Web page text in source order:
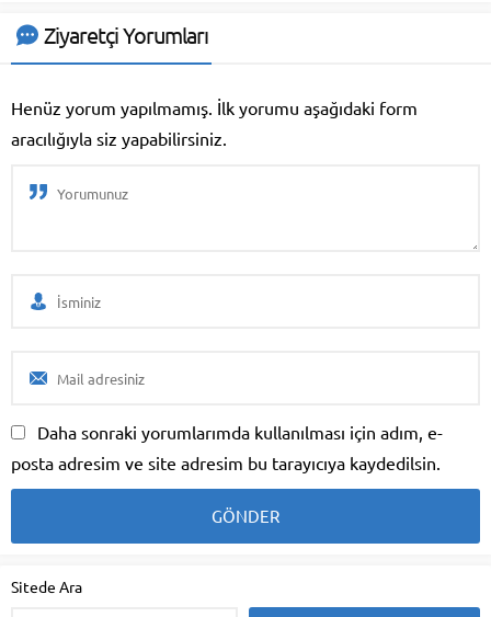
Ziyaretçi Yorumları
Henüz yorum yapılmamış. İlk yorumu aşağıdaki form
aracılığıyla siz yapabilirsiniz.
Daha sonraki yorumlarımda kullanılması için adım, e-
posta adresim ve site adresim bu tarayıcıya kaydedilsin.
Sitede Ara